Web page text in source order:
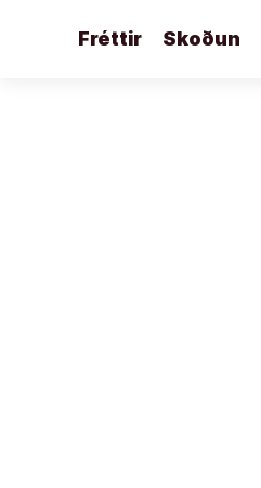
Fréttir Skoðun